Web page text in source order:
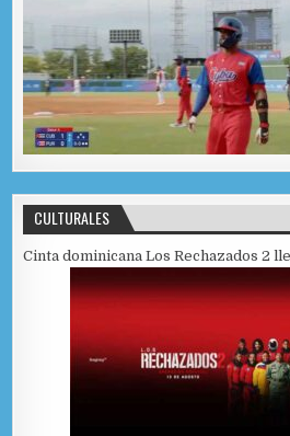
CULTURALES
Cinta dominicana Los Rechazados 2